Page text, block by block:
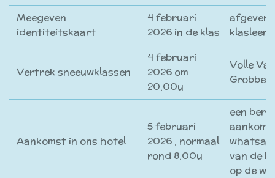
Meegeven
identiteitskaart
4 februari
2026 in de klas
afgeven
Vertrek sneeuwklassen
4 februari
2026 om
20.00u
Volle
Aankomst in ons hotel
5 februari
2026 , normaal
rond 8.00u
een
van de
op de